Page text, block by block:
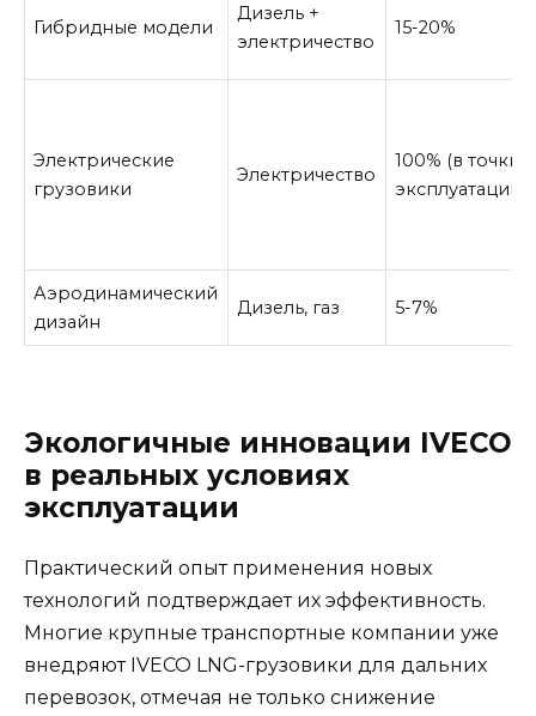
Гибридные модели
Дизель +
электричество
15-20%
Электрические
грузовики
Электричество
100% (в точки
эксплуатации)
Аэродинамический
дизайн
Дизель, газ 5-7%
Экологичные инновации IVECO
в реальных условиях
эксплуатации
Практический опыт применения новых
технологий подтверждает их эффективность.
Многие крупные транспортные компании уже
внедряют IVECO LNG-грузовики для дальних
перевозок, отмечая не только снижение